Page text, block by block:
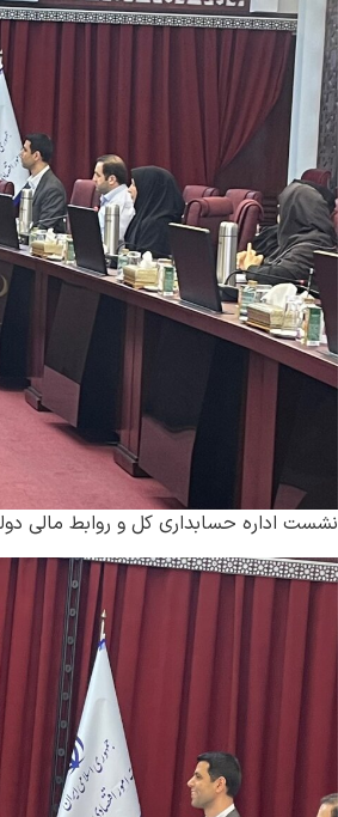
نشست اداره حسابداری کل و روابط مالی